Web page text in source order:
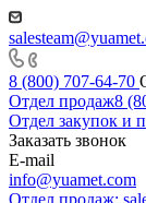
8 (800) 707-64-70
Отдел продаж8
Отдел закупок и
Заказать звонок
E-mail
info@yuamet.com
Отдел продаж: